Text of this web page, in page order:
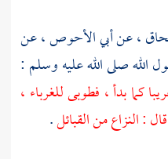
، عنأبي الأحوص، عن
الله صلى الله عليه وسلم :
كما بدأ ، فطوبى للغرباء ،
: النزاع من القبائل.